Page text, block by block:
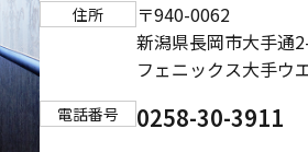
住所
〒940-0062
新潟県長岡市大手通
フェニックス大手ウ
電話番号 0258-30-3911